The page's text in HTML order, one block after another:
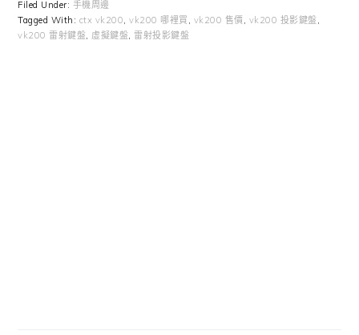
Filed Under: 手機周邊
Tagged With: ctx vk200,vk200 哪裡買 , vk200 售價 , vk200 投影鍵盤,
vk200 雷射鍵盤, 虛擬鍵盤, 雷射投影鍵盤